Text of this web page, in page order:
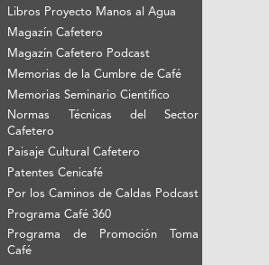
Libros Proyecto Manos al Agua
Magazín Cafetero
Magazín Cafetero Podcast
Memorias de la Cumbre de Café
Memorias Seminario Científico
Normas Técnicas del Sector
Cafetero
Paisaje Cultural Cafetero
Patentes Cenicafé
Por los Caminos de Caldas Podcast
Programa Café 360
Programa de Promoción Toma
Café